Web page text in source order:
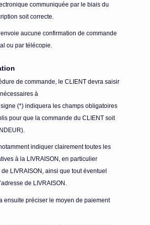
communiquée par le biais du
soit correcte.
aucune confirmation de commande
ou par télécopie.
de commande, le CLIENT devra saisir
à
(*) indiquera les champs obligatoires
pour que la commande du CLIENT soit
indiquer clairement toutes les
à la LIVRAISON, en particulier
de LIVRAISON, ainsi que tout éventuel
de LIVRAISON.
ensuite préciser le moyen de paiement